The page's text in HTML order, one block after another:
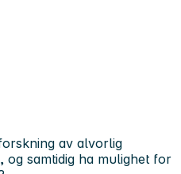
av alvorlig
og samtidig ha mulighet for